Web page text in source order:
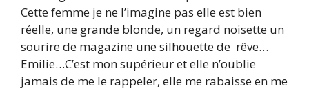
Cette femme je ne l’imagine pas elle est bien
réelle, une grande blonde, un regard noisette un
sourire de magazine une silhouette de rêve…
Emilie…C’est mon supérieur et elle n’oublie
jamais de me le rappeler, elle me rabaisse en me